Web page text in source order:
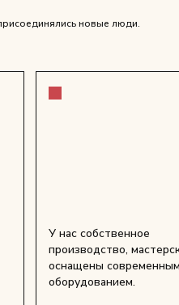
новые люди.
У нас собственное
производство,
оснащены
оборудованием.